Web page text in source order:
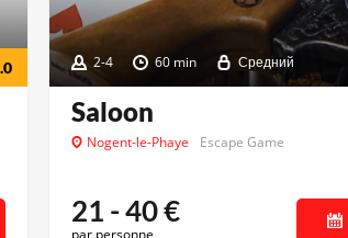
2-4 60 min Средний
Saloon
Nogent-le-Phaye Escape Game
21 - 40€
par personne